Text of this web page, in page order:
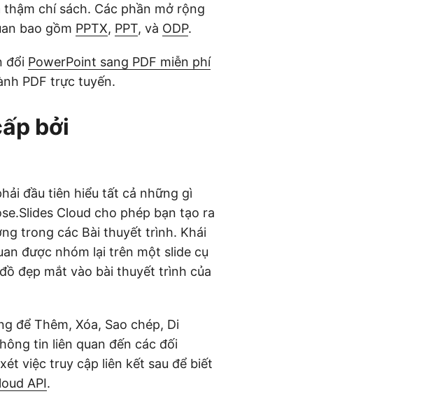
chí sách. Các phần mở rộng
bao gồm PPTX, PPT, và ODP.
đổi PowerPoint sang PDF miễn phí
PDF trực tuyến.
bởi
đầu tiên hiểu tất cả những gì
Cloud cho phép bạn tạo ra
trong các Bài thuyết trình. Khái
được nhóm lại trên một slide cụ
đẹp mắt vào bài thuyết trình của
để Thêm, Xóa, Sao chép, Di
tin liên quan đến các đối
việc truy cập liên kết sau để biết
API.